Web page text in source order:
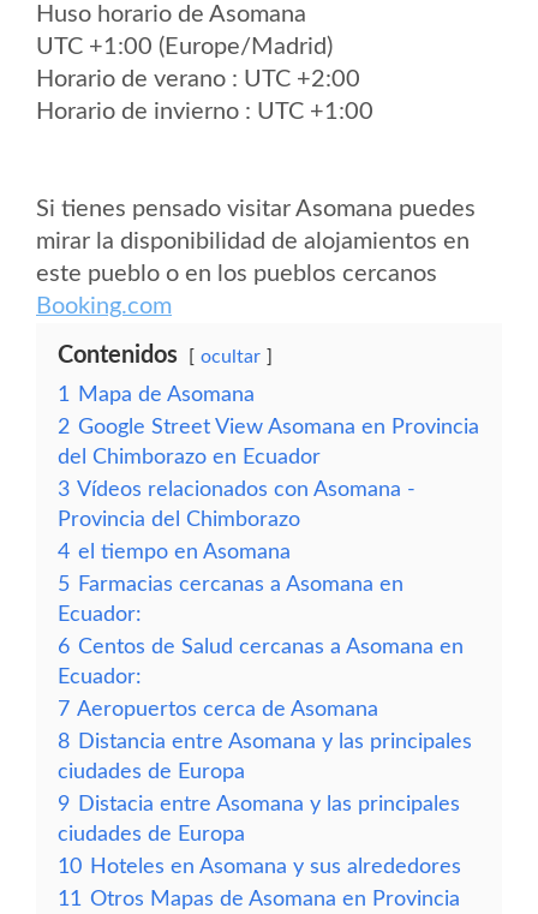
Huso horario de Asomana
UTC +1:00 (Europe/Madrid)
Horario de verano : UTC +2:00
Horario de invierno : UTC +1:00
Si tienes pensado visitar Asomana puedes
mirar la disponibilidad de alojamientos en
este pueblo o en los pueblos cercanos
Booking.com
Contenidos ocultar
1
Mapa de Asomana
2 Google Street View Asomana en Provincia
del Chimborazo en Ecuador
3 Vídeos relacionados con Asomana -
Provincia del Chimborazo
4 el tiempo en Asomana
5 Farmacias cercanas a Asomana en
Ecuador:
6 Centos de Salud cercanas a Asomana en
Ecuador:
7 Aeropuertos cerca de Asomana
8 Distancia entre Asomana y las principales
ciudades de Europa
9 Distacia entre Asomana y las principales
ciudades de Europa
10 Hoteles en Asomana y sus alrededores
11 Otros Mapas de Asomana en Provincia